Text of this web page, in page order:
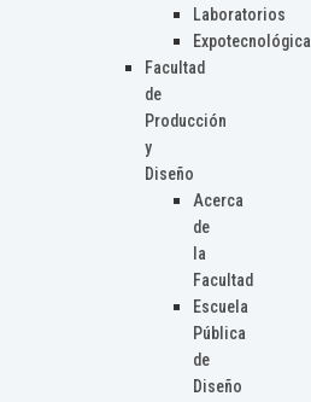
Laboratorios
Expotecnológica
Facultad
de
Producción
y
Diseño
Acerca
de
la
Facultad
Escuela
Pública
de
Diseño